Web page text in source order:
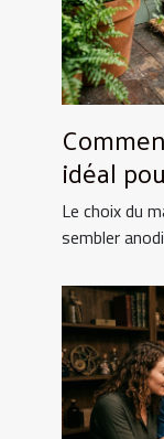
idéal
Le choix du
sembler